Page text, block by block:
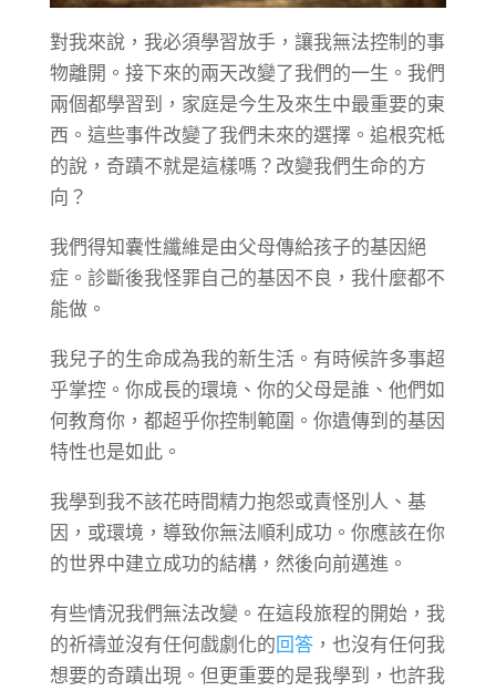
對我來說，我必須學習放手，讓我無法控制的事
物離開。接下來的兩天改變了我們的一生。我們
兩個都學習到，家庭是今生及來生中最重要的東
西。這些事件改變了我們未來的選擇。追根究柢
的說，奇蹟不就是這樣嗎？改變我們生命的方
向？
我們得知囊性纖維是由父母傳給孩子的基因絕
症。診斷後我怪罪自己的基因不良，我什麼都不
能做。
我兒子的生命成為我的新生活。有時候許多事超
乎掌控。你成長的環境、你的父母是誰、他們如
何教育你，都超乎你控制範圍。你遺傳到的基因
特性也是如此。
我學到我不該花時間精力抱怨或責怪別人、基
因，或環境，導致你無法順利成功。你應該在你
的世界中建立成功的結構，然後向前邁進。
有些情況我們無法改變。在這段旅程的開始，我
的祈禱並沒有任何戲劇化的回答，也沒有任何我
想要的奇蹟出現。但更重要的是我學到，也許我